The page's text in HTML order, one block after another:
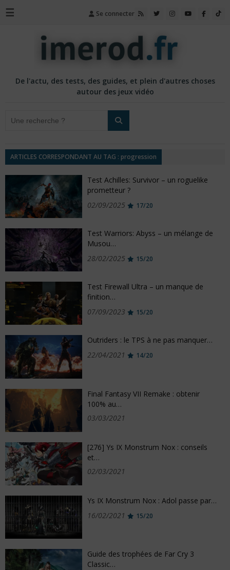
☰ Se connecter
De l'actu, des tests, des guides, et plein d'autres choses
autour des jeux vidéo
ARTICLES CORRESPONDANT AU TAG : progression
Test Achilles: Survivor – un roguelike
prometteur ?
02/09/2025
17/20
Test Warriors: Abyss – un mélange de
Musou…
28/02/2025
15/20
Test Firewall Ultra – un manque de
finition…
07/09/2023
15/20
Outriders : le TPS à ne pas manquer…
22/04/2021
14/20
Final Fantasy VII Remake : obtenir
100% au…
03/03/2021
[276] Ys IX Monstrum Nox : conseils
et…
02/03/2021
Ys IX Monstrum Nox : Adol passe par…
16/02/2021
15/20
Guide des trophées de Far Cry 3
Classic…